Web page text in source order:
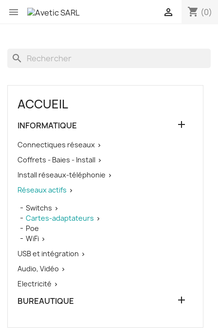
 shopping_cart (0)

search
ACCUEIL
INFORMATIQUE 
Connectiques réseaux 
Coffrets - Baies - Install 
Install réseaux-téléphonie 
Réseaux actifs 
Switchs 
Cartes-adaptateurs 
Poe
WiFi 
USB et intégration 
Audio, Vidéo 
Electricité 
BUREAUTIQUE 